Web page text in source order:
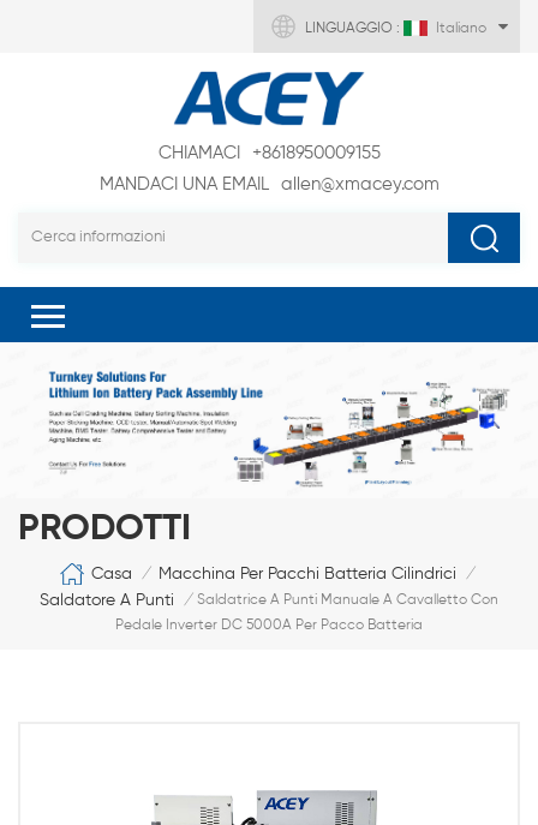
LINGUAGGIO : Italiano
CHIAMACI
+8618950009155
MANDACI UNA EMAIL
allen@xmacey.com
PRODOTTI
Casa / Macchina Per Pacchi Batteria Cilindrici /
Saldatore A Punti / Saldatrice A Punti Manuale A Cavalletto Con
Pedale Inverter DC 5000A Per Pacco Batteria